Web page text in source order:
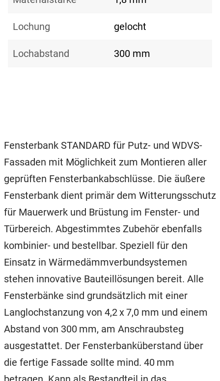
Lochung gelocht
Lochabstand 300 mm
Fensterbank STANDARD für Putz- und WDVS-
Fassaden mit Möglichkeit zum Montieren aller
geprüften Fensterbankabschlüsse. Die äußere
Fensterbank dient primär dem Witterungsschutz
für Mauerwerk und Brüstung im Fenster- und
Türbereich. Abgestimmtes Zubehör ebenfalls
kombinier- und bestellbar. Speziell für den
Einsatz in Wärmedämmverbundsystemen
stehen innovative Bauteillösungen bereit. Alle
Fensterbänke sind grundsätzlich mit einer
Langlochstanzung von 4,2 x 7,0 mm und einem
Abstand von 300 mm, am Anschraubsteg
ausgestattet. Der Fensterbanküberstand über
die fertige Fassade sollte mind. 40 mm